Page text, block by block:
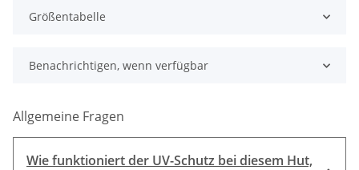
Größentabelle
Benachrichtigen, wenn verfügbar
Allgemeine Fragen
Wie funktioniert der UV-Schutz bei diesem Hut,